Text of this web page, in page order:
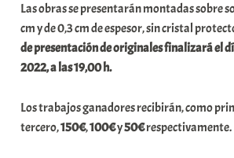
x
a
K
o
u
n
Las obras se presentarán montadas sobre
cm y de 0,3 cm de espesor, sin cristal
de presentación de originales finalizará el
2022, a las 19,00 h.
Los trabajos ganadores recibirán, como
tercero,150€,100€y50€respectivamente.